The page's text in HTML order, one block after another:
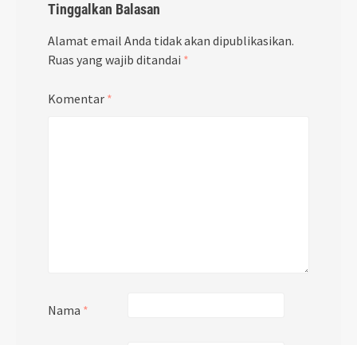
Tinggalkan Balasan
Alamat email Anda tidak akan dipublikasikan.
Ruas yang wajib ditandai *
Komentar *
Nama *